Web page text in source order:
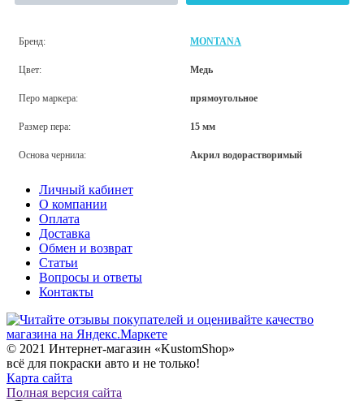
Бренд: MONTANA
Цвет: Медь
Перо маркера: прямоугольное
Размер пера: 15 мм
Основа чернила: Акрил водорастворимый
Личный кабинет
О компании
Оплата
Доставка
Обмен и возврат
Статьи
Вопросы и ответы
Контакты
© 2021 Интернет-магазин «KustomShop»
всё для покраски авто и не только!
Карта сайта
Полная версия сайта